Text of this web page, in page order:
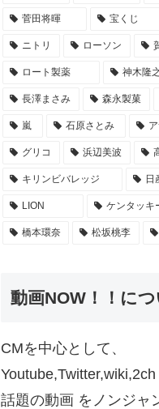
菅田将暉 宝くじ
ニトリ ローソン
ロート製薬 神木隆
長澤まさみ 森永製菓
嵐 石原さとみ
グリコ 浜辺美波
キリンビバレッジ 日
LION ケンタッキ
橋本環奈 松坂桃李
動画NOW！！に
CMを中心として、
話題の動画 をノンジャ